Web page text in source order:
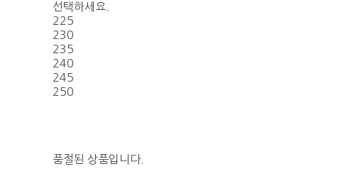
선택하세요.
225
230
235
240
245
250
품절된 상품입니다.